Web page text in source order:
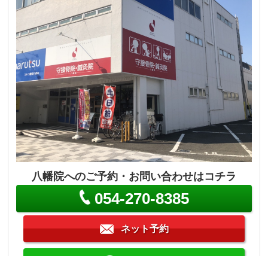
八幡院へのご予約・お問い合わせはコチラ
054-270-8385
ネット予約